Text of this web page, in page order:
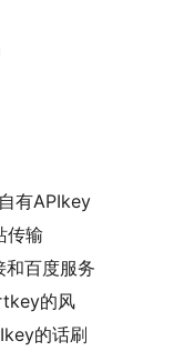
有APIkey
传输
百度服务
的风
的话刷